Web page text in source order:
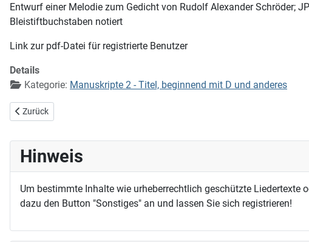
Entwurf einer Melodie zum Gedicht von Rudolf Alexander Schröder;
Bleistiftbuchstaben notiert
Link zur pdf-Datei für registrierte Benutzer
Details
Kategorie: Manuskripte 2 - Titel, beginnend mit D und anderes
Vorheriger Beitrag: Du bist der Herr, du lenkest
Zurück
Hinweis
Um bestimmte Inhalte wie urheberrechtlich geschützte Liedertexte
dazu den Button "Sonstiges" an und lassen Sie sich registrieren!